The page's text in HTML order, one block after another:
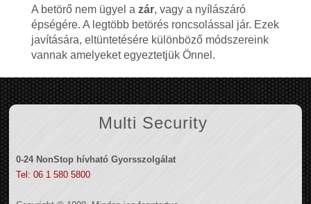
A betörő nem ügyel a zár, vagy a nyílászáró
épségére. A legtöbb betörés roncsolással jár. Ezek
javítására, eltüntetésére különböző módszereink
vannak amelyeket egyeztetjük Önnel.
Multi Security
0-24 NonStop hívható Gyorsszolgálat
Tel: 06 1 580 5800